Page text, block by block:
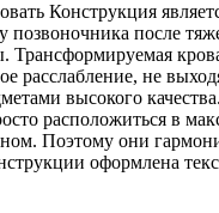
Конструкция
после
Трансформируемая
расслабление, не
высокого
расположиться в
Поэтому они
оформлена